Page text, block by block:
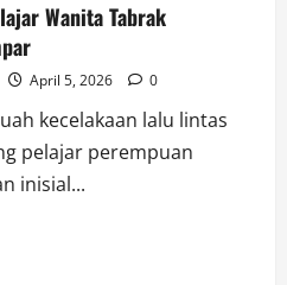
Wanita Tabrak
April 5, 2026 0
kecelakaan lalu lintas
pelajar perempuan
inisial...